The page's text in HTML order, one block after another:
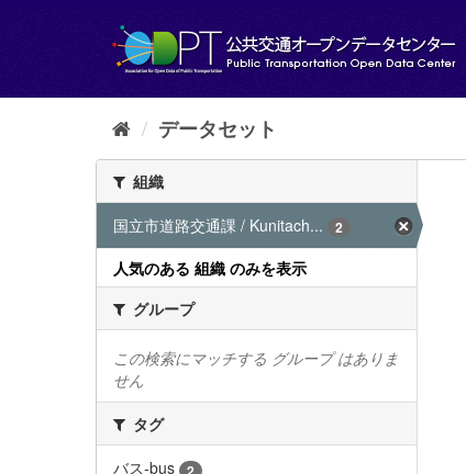
し
データセット
組織
国立市道路交通課 / Kunitach...
2
人気のある 組織 のみを表示
グループ
この検索にマッチする グループ はありま
せん
タグ
バス-bus